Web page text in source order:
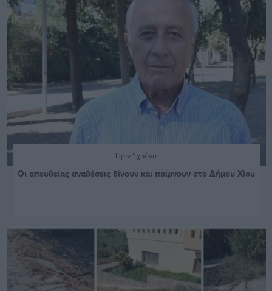
Πριν 1 χρόνο
Οι απευθείας αναθέσεις δίνουν και παίρνουν στο Δήμου Χίου